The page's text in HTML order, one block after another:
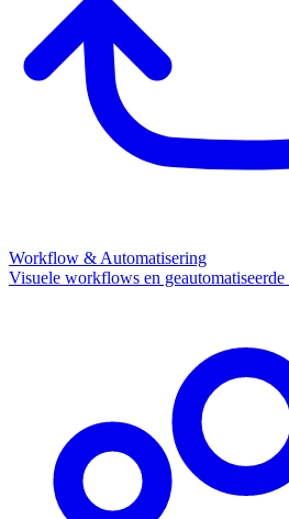
Workflow & Automatisering
Visuele workflows en geautomatiseerde